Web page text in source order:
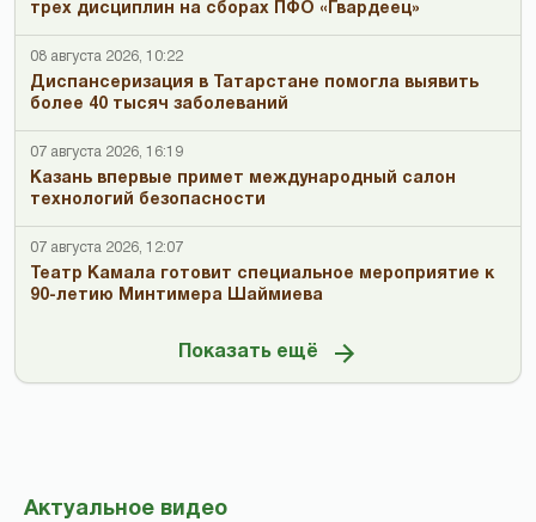
трех дисциплин на сборах ПФО «Гвардеец»
08 августа 2026, 10:22
Диспансеризация в Татарстане помогла выявить
более 40 тысяч заболеваний
07 августа 2026, 16:19
Казань впервые примет международный салон
технологий безопасности
07 августа 2026, 12:07
Театр Камала готовит специальное мероприятие к
90-летию Минтимера Шаймиева
Показать ещё
Актуальное видео